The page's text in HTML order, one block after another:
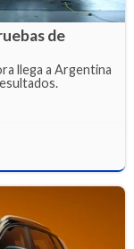
de
llega a Argentina